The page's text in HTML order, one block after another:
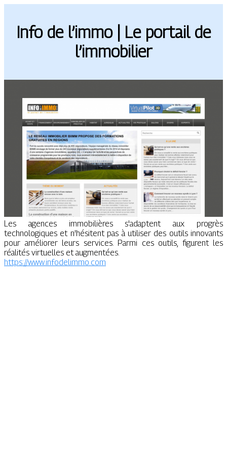
Info de l’immo | Le portail de
l’immobilier
Les agences immobilières s'adaptent aux progrès
technologiques et n'hésitent pas à utiliser des outils innovants
pour améliorer leurs services. Parmi ces outils, figurent les
réalités virtuelles et augmentées.
https://www.infodelimmo.com